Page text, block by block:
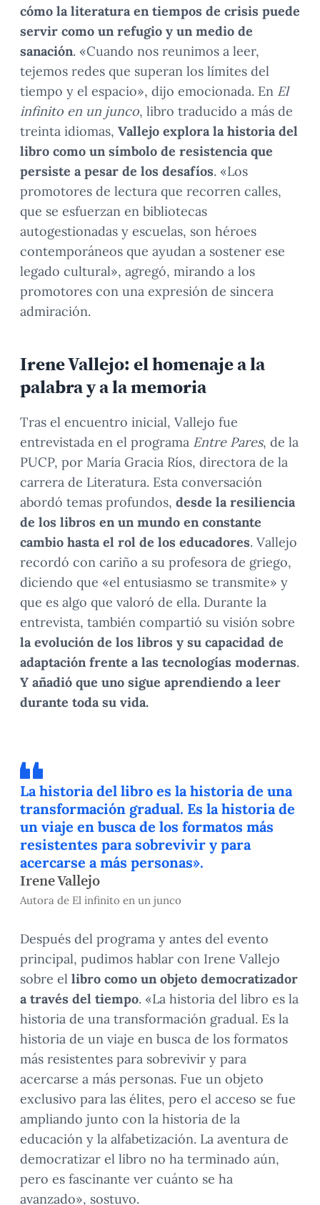
cómo la literatura en tiempos de crisis puede
servir como un refugio y un medio de
sanación. «Cuando nos reunimos a leer,
tejemos redes que superan los límites del
tiempo y el espacio», dijo emocionada. En El
infinito en un junco, libro traducido a más de
treinta idiomas, Vallejo explora la historia del
libro como un símbolo de resistencia que
persiste a pesar de los desafíos. «Los
promotores de lectura que recorren calles,
que se esfuerzan en bibliotecas
autogestionadas y escuelas, son héroes
contemporáneos que ayudan a sostener ese
legado cultural», agregó, mirando a los
promotores con una expresión de sincera
admiración.
Irene Vallejo: el homenaje a la
palabra y a la memoria
Tras el encuentro inicial, Vallejo fue
entrevistada en el programa Entre Pares, de la
PUCP, por María Gracia Ríos, directora de la
carrera de Literatura. Esta conversación
abordó temas profundos, desde la resiliencia
de los libros en un mundo en constante
cambio hasta el rol de los educadores. Vallejo
recordó con cariño a su profesora de griego,
diciendo que «el entusiasmo se transmite» y
que es algo que valoró de ella. Durante la
entrevista, también compartió su visión sobre
la evolución de los libros y su capacidad de
adaptación frente a las tecnologías modernas.
Y añadió que uno sigue aprendiendo a leer
durante toda su vida.
La historia del libro es la historia de una
transformación gradual. Es la historia de
un viaje en busca de los formatos más
resistentes para sobrevivir y para
acercarse a más personas».
Irene Vallejo
Autora de El infinito en un junco
Después del programa y antes del evento
principal, pudimos hablar con Irene Vallejo
sobre el libro como un objeto democratizador
a través del tiempo. «La historia del libro es la
historia de una transformación gradual. Es la
historia de un viaje en busca de los formatos
más resistentes para sobrevivir y para
acercarse a más personas. Fue un objeto
exclusivo para las élites, pero el acceso se fue
ampliando junto con la historia de la
educación y la alfabetización. La aventura de
democratizar el libro no ha terminado aún,
pero es fascinante ver cuánto se ha
avanzado», sostuvo.